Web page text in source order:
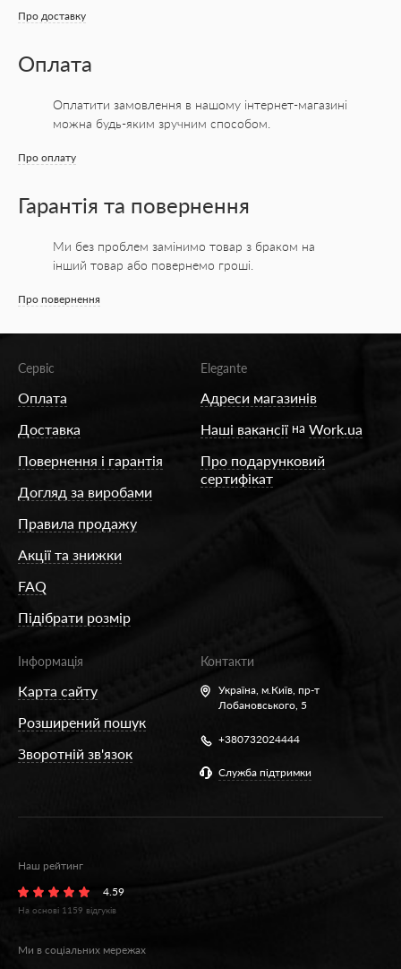
Про доставку
Оплата
Оплатити замовлення в нашому інтернет-магазині
можна будь-яким зручним способом.
Про оплату
Гарантія та повернення
Ми без проблем замінимо товар з браком на
інший товар або повернемо гроші.
Про повернення
Сервіс
Оплата
Доставка
Повернення і гарантія
Догляд за виробами
Правила продажу
Акції та знижки
FAQ
Підібрати розмір
Elegante
Адреси магазинів
Наші вакансії на Work.ua
Про подарунковий
сертифікат
Інформація
Карта сайту
Розширений пошук
Зворотній зв'язок
Контакти
Україна, м.Київ, пр-т
Лобановського, 5
+380732024444
Служба підтримки
Наш рейтинг
4.59
На основі 1159 відгуків
Ми в соціальних мережах